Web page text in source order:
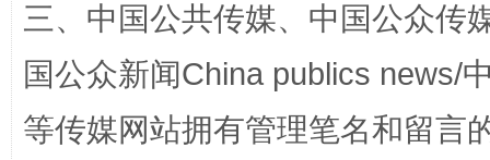
国家大学科技园优化重塑工作
三、中国公共传媒、中国公众传
国公众新闻China publics news/
等传媒网站拥有管理笔名和留言